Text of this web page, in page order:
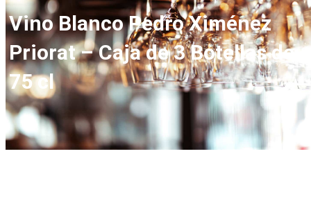
Vino Blanco Pedro Ximénez
Priorat – Caja de 3 Botellas de
75 cl